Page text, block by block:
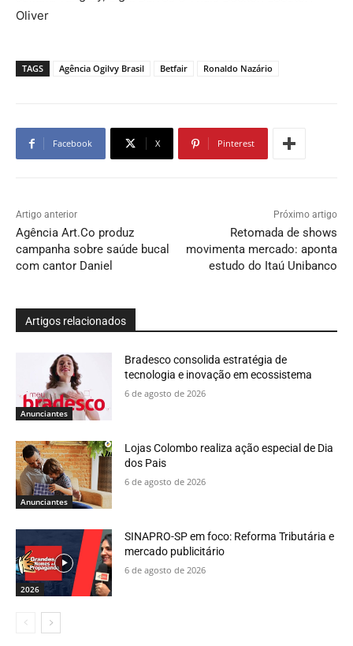
Oliver
TAGS Agência Ogilvy Brasil Betfair Ronaldo Nazário
Facebook X Pinterest
Artigo anterior
Agência Art.Co produz
campanha sobre saúde bucal
com cantor Daniel
Próximo artigo
Retomada de shows
movimenta mercado: aponta
estudo do Itaú Unibanco
Artigos relacionados
Anunciantes
Bradesco consolida estratégia de
tecnologia e inovação em ecossistema
6 de agosto de 2026
Anunciantes
Lojas Colombo realiza ação especial de Dia
dos Pais
6 de agosto de 2026
2026
SINAPRO-SP em foco: Reforma Tributária e
mercado publicitário
6 de agosto de 2026